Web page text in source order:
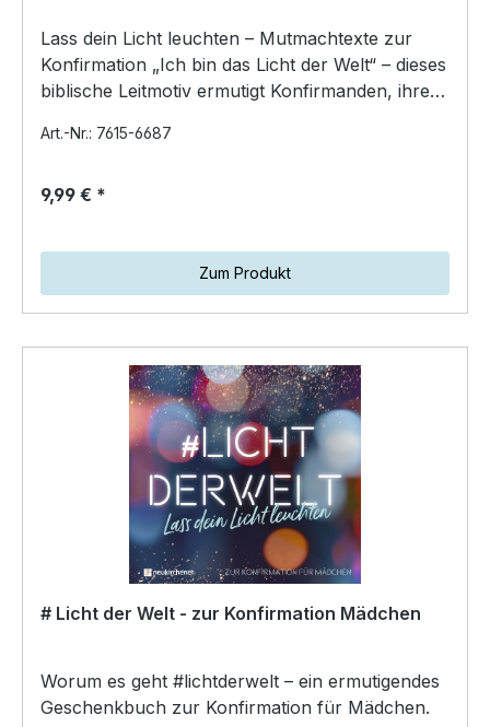
Lass dein Licht leuchten – Mutmachtexte zur
Konfirmation „Ich bin das Licht der Welt“ – dieses
biblische Leitmotiv ermutigt Konfirmanden, ihren
Art.-Nr.: 7615-6687
9,99 € *
Zum Produkt
# Licht der Welt - zur Konfirmation Mädchen
Worum es geht #lichtderwelt – ein ermutigendes
Geschenkbuch zur Konfirmation für Mädchen.